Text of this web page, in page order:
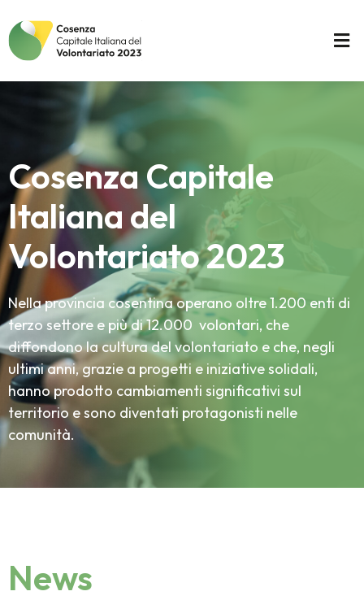
Cosenza Capitale
Italiana del
Volontariato 2023
Nella provincia cosentina operano oltre 1.200 enti di
terzo settore e più di 12.000 volontari, che
diffondono la cultura del volontariato e che, negli
ultimi anni, grazie a progetti e iniziative solidali,
hanno prodotto cambiamenti significativi sul
territorio e sono diventati protagonisti nelle
comunità.
News